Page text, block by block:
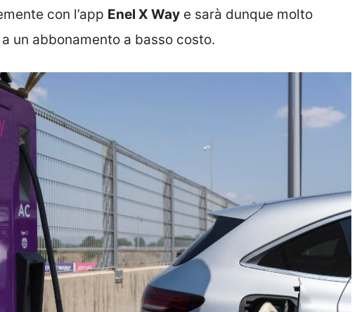
con l’app Enel X Way e sarà dunque molto
un abbonamento a basso costo.